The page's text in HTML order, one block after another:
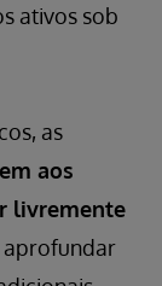
ativos sob
as
aos
livremente
aprofundar